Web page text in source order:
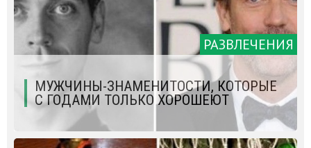
РАЗВЛЕЧЕНИЯ
МУЖЧИНЫ-ЗНАМЕНИТОСТИ, КОТОРЫЕ
С ГОДАМИ ТОЛЬКО ХОРОШЕЮТ